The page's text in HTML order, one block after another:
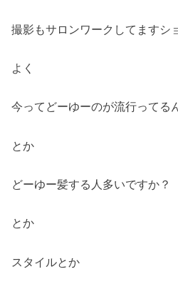
撮影もサロンワークしてますシ
よく
今ってどーゆーのが流行ってる
とか
どーゆー髪する人多いですか？
とか
スタイルとか